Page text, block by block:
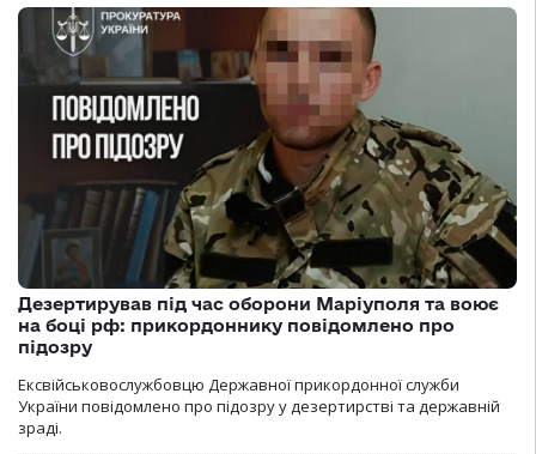
Дезертирував під час оборони Маріуполя та воює
на боці рф: прикордоннику повідомлено про
підозру
Ексвійськовослужбовцю Державної прикордонної служби
України повідомлено про підозру у дезертирстві та державній
зраді.